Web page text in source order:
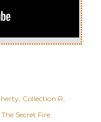
Collection R
The Secret Fire